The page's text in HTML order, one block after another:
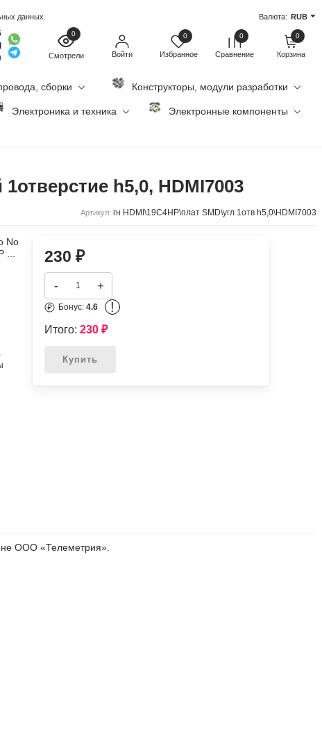
данных Валюта: RUB
0
Смотрели Войти
0
Избранное
0
Сравнение
0
Корзина
сборки Конструкторы, модули разработки
Электроника и техника Электронные компоненты
h5,0, HDMI7003
Артикул: гн HDMI\19C4HP\плат SMD\угл 1отв h5,0\HDMI7003
No
...
230 ₽
- +
Бонус: 4.6 !
Итого: 230 ₽
Купить
ООО «Телеметрия».